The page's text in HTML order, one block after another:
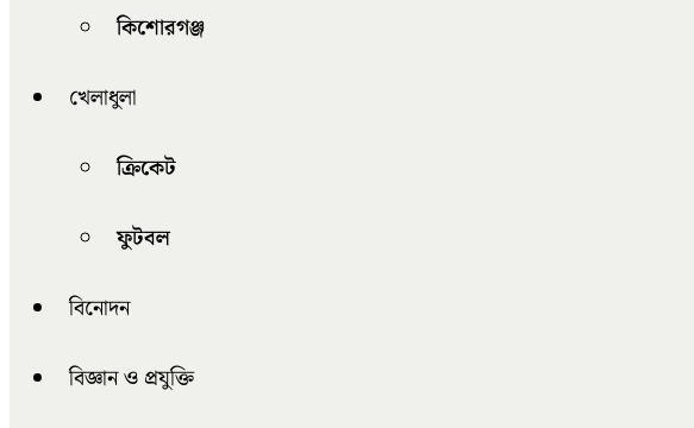
কিশোরগঞ্জ
খেলাধুলা
ক্রিকেট
ফুটবল
বিনোদন
বিজ্ঞান ও প্রযুক্তি